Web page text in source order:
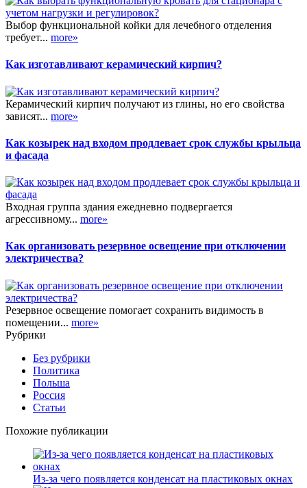
Выбор функциональной койки для лечебного отделения
требует... more»
Как изготавливают керамический кирпич?
Керамический кирпич получают из глины, но его свойства
зависят... more»
Как козырек над входом продлевает срок службы крыльца
и фасада
Входная группа здания ежедневно подвергается
агрессивному... more»
Как организовать резервное освещение при отключении
электричества?
Резервное освещение помогает сохранить видимость в
помещении... more»
Рубрики
Без рубрики
Политика
Польша
Россия
Статьи
Похожие публикации
Из-за чего появляется конденсат на пластиковых окнах